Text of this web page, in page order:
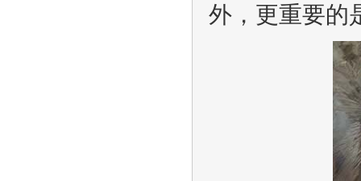
外，更重要的